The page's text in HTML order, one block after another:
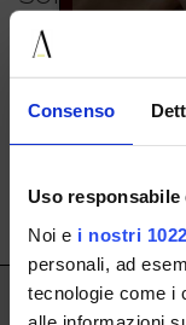
Consenso
Uso responsabile
Noi e i nostri
personali, ad
tecnologie come i
PUOI TROVARE
NOSTRI PUNTI